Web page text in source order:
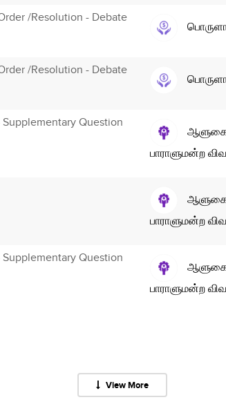
/Resolution - Debate
/Resolution - Debate
Question
ஆளுகை,
பாராளுமன்ற
ஆளுகை,
பாராளுமன்ற
Question
ஆளுகை,
பாராளுமன்ற
View More